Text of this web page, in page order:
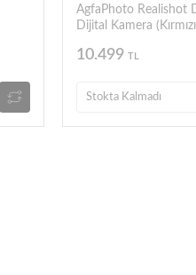
AgfaPhoto Realishot
Dijital Kamera
10.499 TL
Stokta Kalmadı